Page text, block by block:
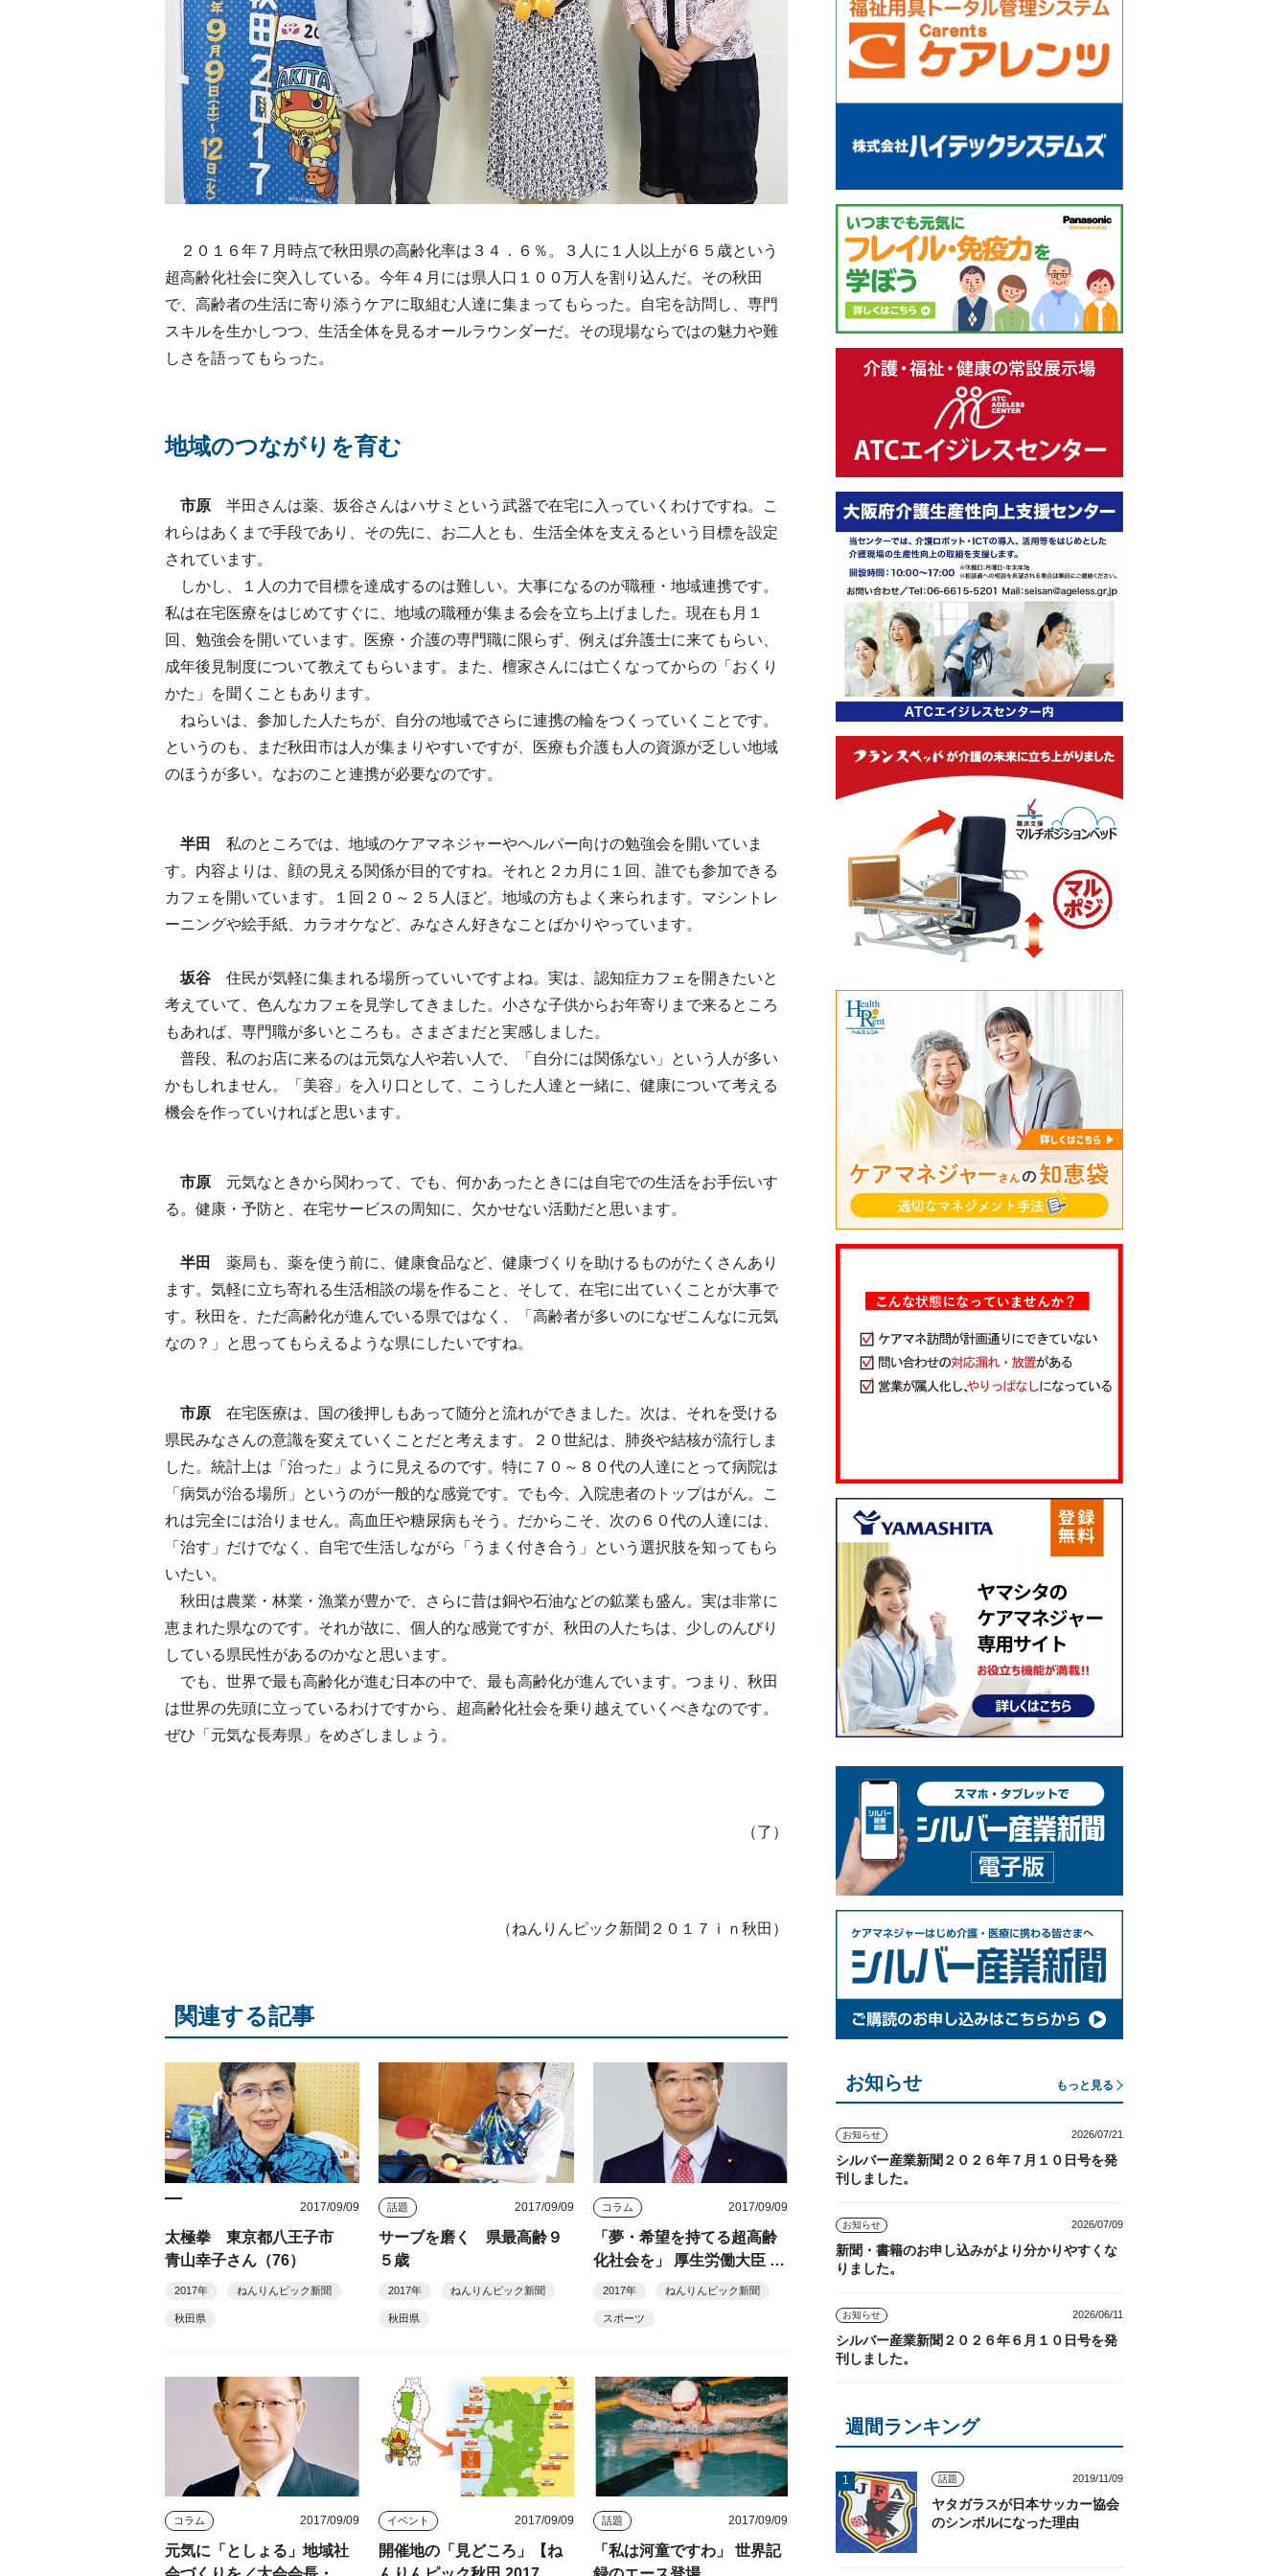
２０１６年７月時点で秋田県の高齢化率は３４．６％。３人に１人以上が６５歳という
超高齢化社会に突入している。今年４月には県人口１００万人を割り込んだ。その秋田
で、高齢者の生活に寄り添うケアに取組む人達に集まってもらった。自宅を訪問し、専門
スキルを生かしつつ、生活全体を見るオールラウンダーだ。その現場ならではの魅力や難
しさを語ってもらった。
地域のつながりを育む
市原 半田さんは薬、坂谷さんはハサミという武器で在宅に入っていくわけですね。こ
れらはあくまで手段であり、その先に、お二人とも、生活全体を支えるという目標を設定
されています。
しかし、１人の力で目標を達成するのは難しい。大事になるのが職種・地域連携です。
私は在宅医療をはじめてすぐに、地域の職種が集まる会を立ち上げました。現在も月１
回、勉強会を開いています。医療・介護の専門職に限らず、例えば弁護士に来てもらい、
成年後見制度について教えてもらいます。また、檀家さんには亡くなってからの「おくり
かた」を聞くこともあります。
ねらいは、参加した人たちが、自分の地域でさらに連携の輪をつくっていくことです。
というのも、まだ秋田市は人が集まりやすいですが、医療も介護も人の資源が乏しい地域
のほうが多い。なおのこと連携が必要なのです。
半田
私のところでは、地域のケアマネジャーやヘルパー向けの勉強会を開いていま
す。内容よりは、顔の見える関係が目的ですね。それと２カ月に１回、誰でも参加できる
カフェを開いています。１回２０～２５人ほど。地域の方もよく来られます。マシントレ
ーニングや絵手紙、カラオケなど、みなさん好きなことばかりやっています。
坂谷 住民が気軽に集まれる場所っていいですよね。実は、認知症カフェを開きたいと
考えていて、色んなカフェを見学してきました。小さな子供からお年寄りまで来るところ
もあれば、専門職が多いところも。さまざまだと実感しました。
普段、私のお店に来るのは元気な人や若い人で、「自分には関係ない」という人が多い
かもしれません。「美容」を入り口として、こうした人達と一緒に、健康について考える
機会を作っていければと思います。
市原 元気なときから関わって、でも、何かあったときには自宅での生活をお手伝いす
る。健康・予防と、在宅サービスの周知に、欠かせない活動だと思います。
半田
薬局も、薬を使う前に、健康食品など、健康づくりを助けるものがたくさんあり
ます。気軽に立ち寄れる生活相談の場を作ること、そして、在宅に出ていくことが大事で
す。秋田を、ただ高齢化が進んでいる県ではなく、「高齢者が多いのになぜこんなに元気
なの？」と思ってもらえるような県にしたいですね。
市原 在宅医療は、国の後押しもあって随分と流れができました。次は、それを受ける
県民みなさんの意識を変えていくことだと考えます。２０世紀は、肺炎や結核が流行しま
した。統計上は「治った」ように見えるのです。特に７０～８０代の人達にとって病院は
「病気が治る場所」というのが一般的な感覚です。でも今、入院患者のトップはがん。こ
れは完全には治りません。高血圧や糖尿病もそう。だからこそ、次の６０代の人達には、
「治す」だけでなく、自宅で生活しながら「うまく付き合う」という選択肢を知ってもら
いたい。
秋田は農業・林業・漁業が豊かで、さらに昔は銅や石油などの鉱業も盛ん。実は非常に
恵まれた県なのです。それが故に、個人的な感覚ですが、秋田の人たちは、少しのんびり
している県民性があるのかなと思います。
でも、世界で最も高齢化が進む日本の中で、最も高齢化が進んでいます。つまり、秋田
は世界の先頭に立っているわけですから、超高齢化社会を乗り越えていくべきなのです。
ぜひ「元気な長寿県」をめざしましょう。
（了）
（ねんりんピック新聞２０１７ｉｎ秋田）
関連する記事
2017/09/09
太極拳 東京都八王子市
青山幸子さん（76）
2017年 ねんりんピック新聞
秋田県
話題 2017/09/09
サーブを磨く 県最高齢９
５歳
2017年 ねんりんピック新聞
秋田県
コラム 2017/09/09
「夢・希望を持てる超高齢
化社会を」 厚生労働大臣 加
藤勝信
2017年 ねんりんピック新聞
スポーツ
コラム 2017/09/09
元気に「としょる」地域社
イベント 2017/09/09
開催地の「見どころ」【ね
話題 2017/09/09
「私は河童ですわ」 世界記
お知らせ もっと見る
お知らせ 2026/07/21
シルバー産業新聞２０２６年７月１０日号を発
刊しました。
お知らせ 2026/07/09
新聞・書籍のお申し込みがより分かりやすくな
りました。
お知らせ 2026/06/11
シルバー産業新聞２０２６年６月１０日号を発
刊しました。
週間ランキング
話題 2019/11/09
ヤタガラスが日本サッカー協会
のシンボルになった理由